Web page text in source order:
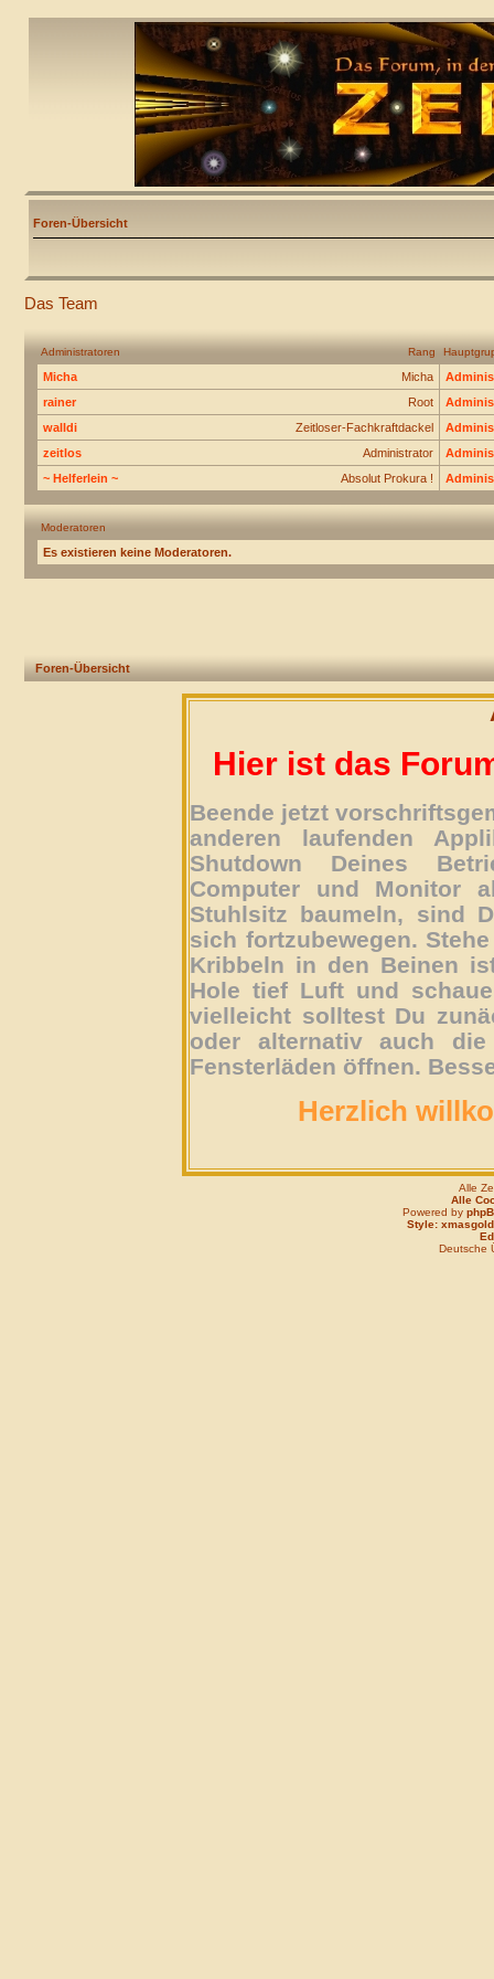
Foren-Übersicht
Das Team
Rang
Administratoren
Micha
Micha
Root
rainer
Zeitloser-Fachkraftdackel
walldi
Administrator
zeitlos
Absolut Prokura !
~ Helferlein ~
Moderatoren
Es existieren keine Moderatoren.
Foren-Übersicht
Hier ist das
Beende jetzt
anderen laufenden
Shutdown Deines
Computer und Monitor
Stuhlsitz baumeln, sind
sich fortzubewegen.
Kribbeln in den Beinen
Hole tief Luft und
vielleicht solltest Du
oder alternativ auch
Fensterläden öffnen.
Herzlich
Alle
Alle
Powered by
Style: xmasgold
Deutsche